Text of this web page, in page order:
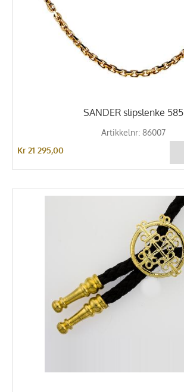
SANDER slipslenke 585
Artikkelnr: 86007
Kr 21 295,00